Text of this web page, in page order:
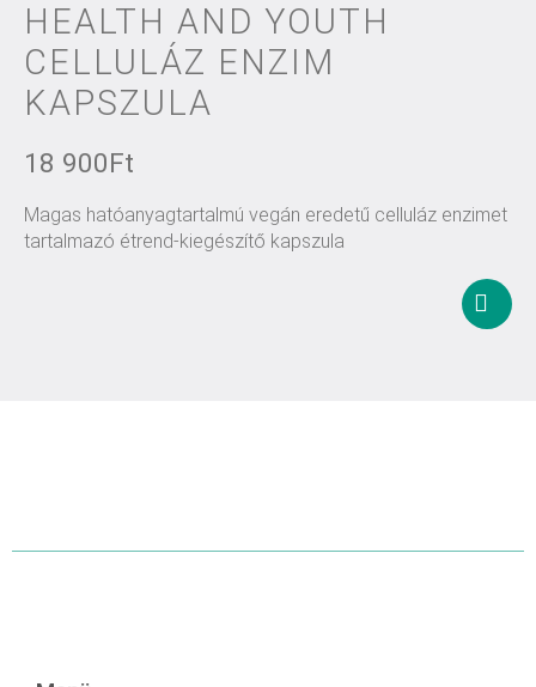
HEALTH AND YOUTH
CELLULÁZ ENZIM
KAPSZULA
18 900Ft
Magas hatóanyagtartalmú vegán eredetű celluláz enzimet
tartalmazó étrend-kiegészítő kapszula